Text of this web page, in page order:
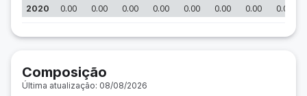
2020 0.00 0.00 0.00 0.00 0.00 0.00 0.00 0.00
Composição
Última atualização: 08/08/2026